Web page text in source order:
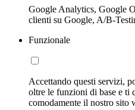
Google Analytics, Google
clienti su Google, A/B-
Funzionale
Accettando questi servizi,
oltre le funzioni di base e ti
comodamente il nostro sito